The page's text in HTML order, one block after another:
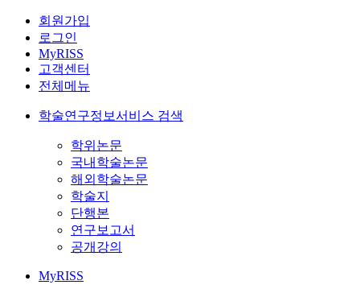
회원가입
로그인
MyRISS
고객센터
전체메뉴
학술연구정보서비스 검색
학위논문
국내학술논문
해외학술논문
학술지
단행본
연구보고서
공개강의
MyRISS